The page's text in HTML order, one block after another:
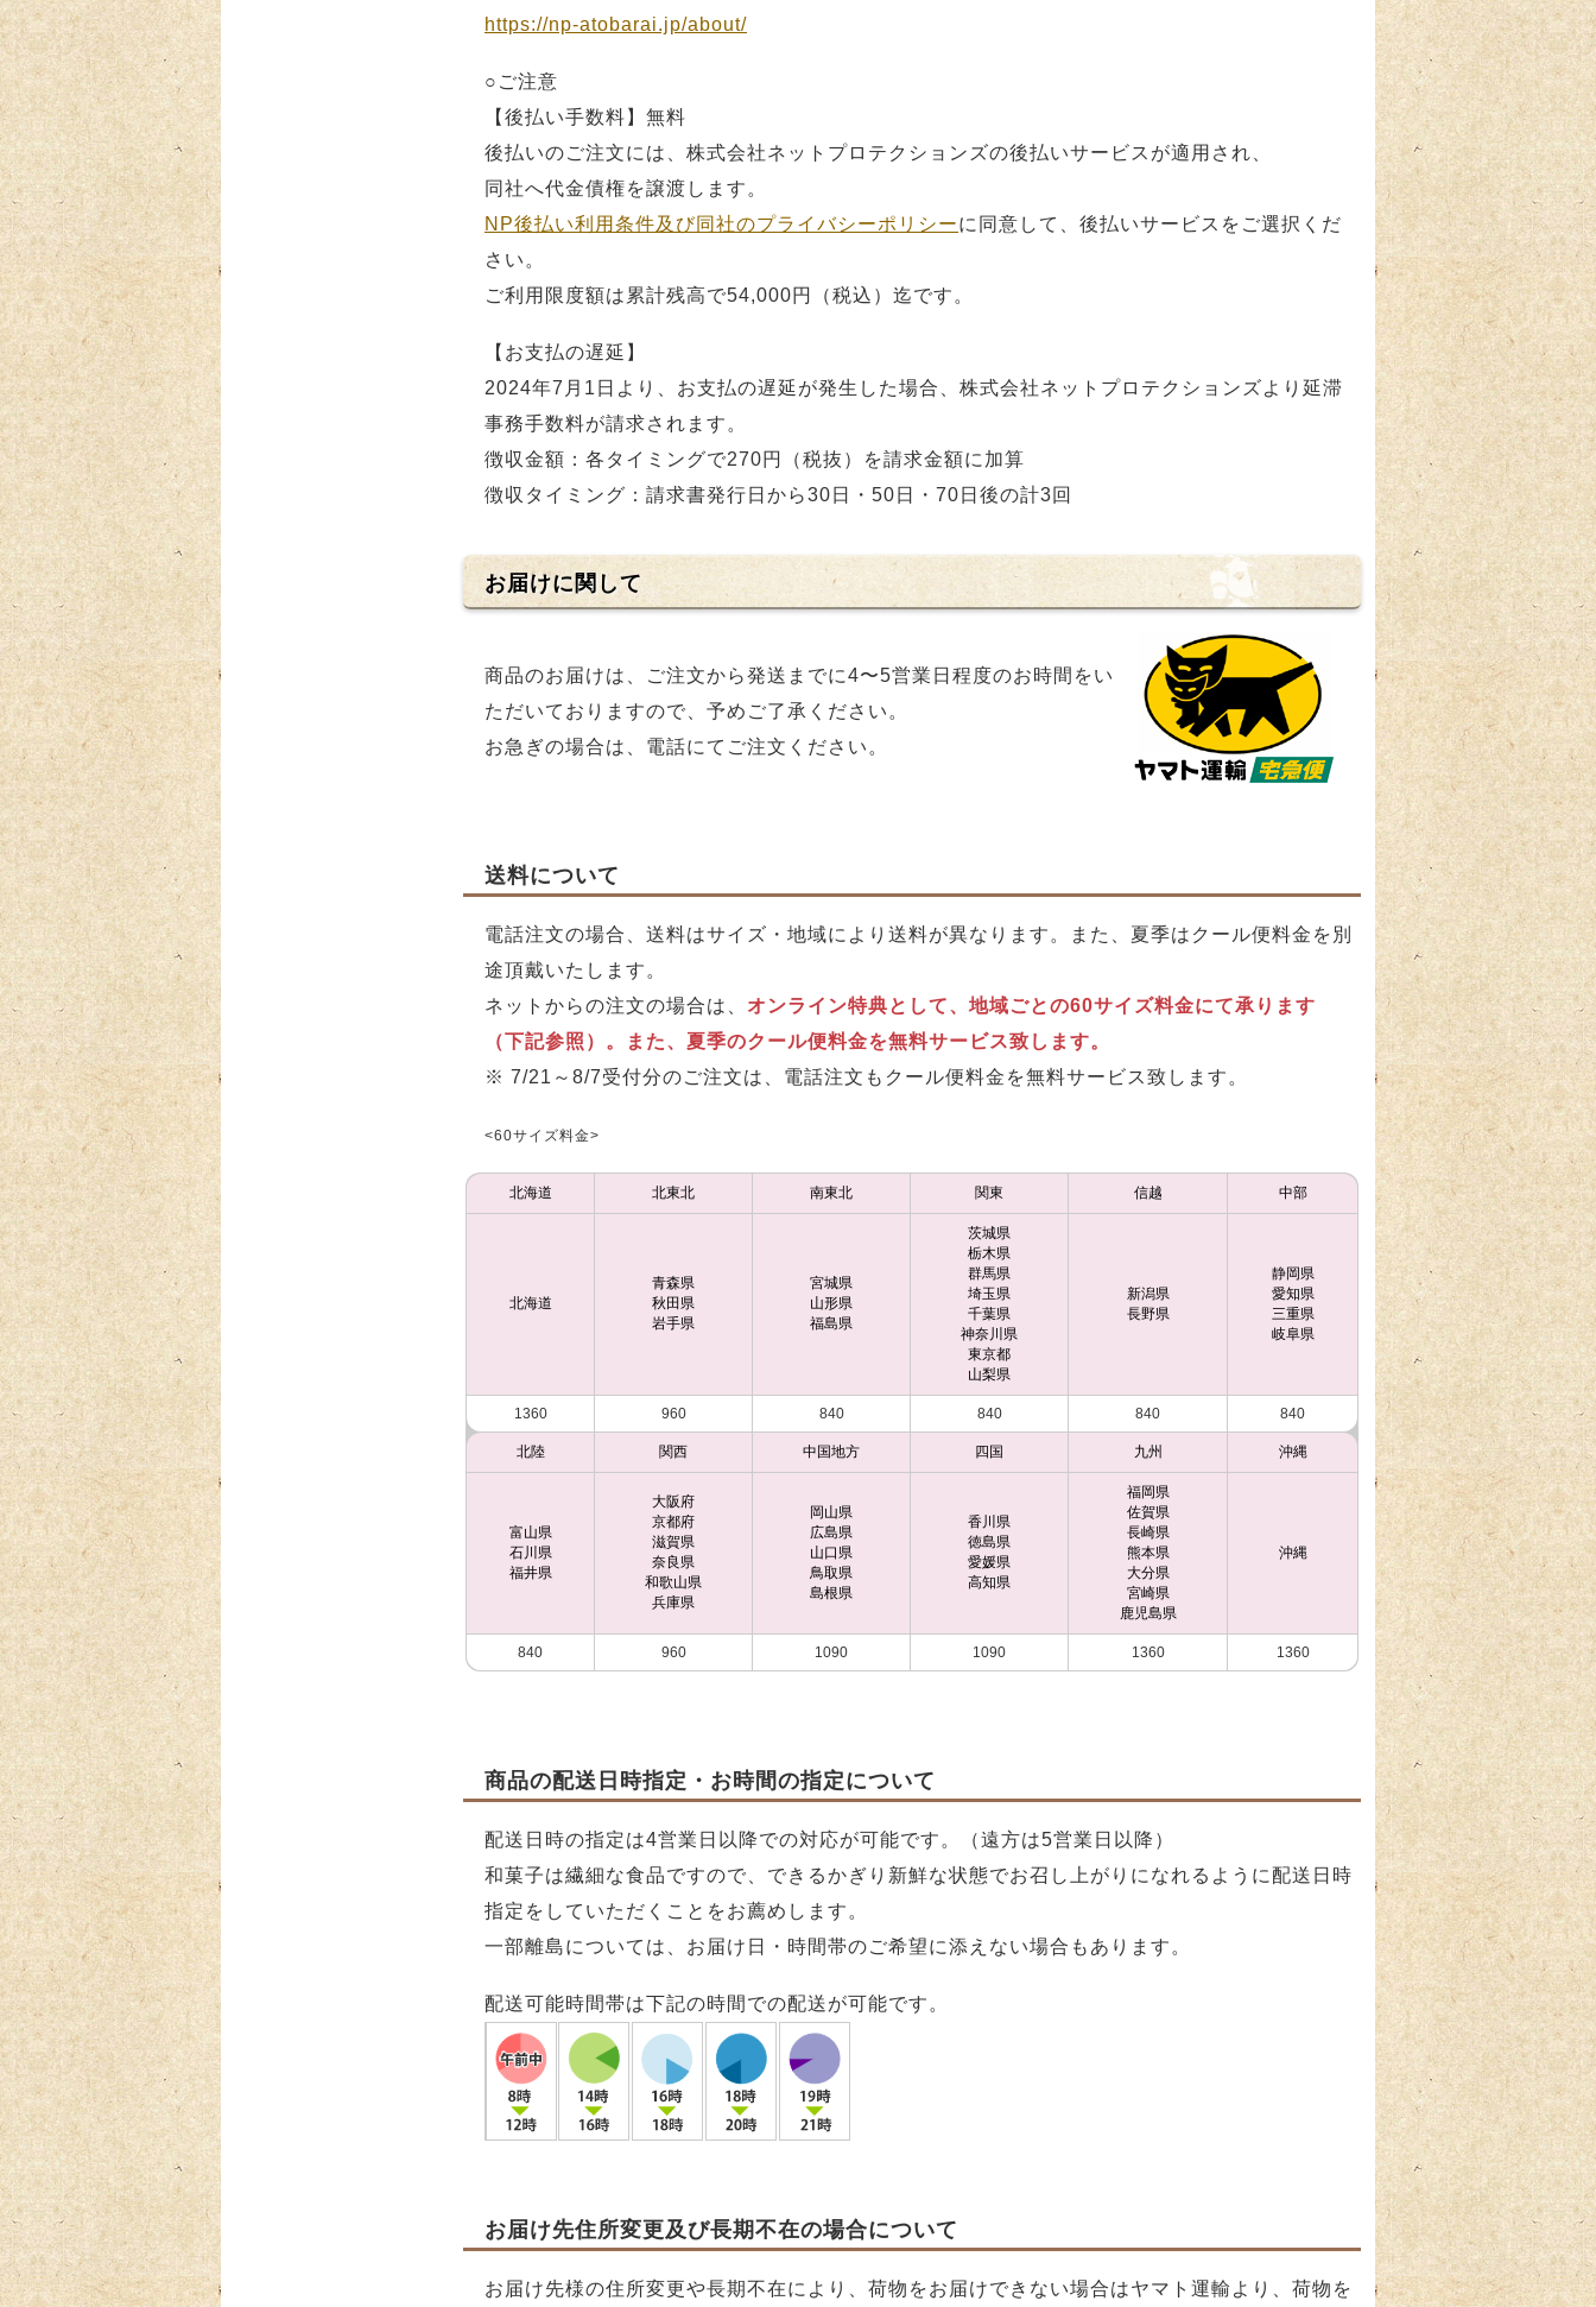
https://np-atobarai.jp/about/
○ご注意
【後払い手数料】無料
後払いのご注文には、株式会社ネットプロテクションズの後払いサービスが適用され、
同社へ代金債権を譲渡します。
NP後払い利用条件及び同社のプライバシーポリシーに同意して、後払いサービスをご選択くだ
さい。
ご利用限度額は累計残高で54,000円（税込）迄です。
【お支払の遅延】
2024年7月1日より、お支払の遅延が発生した場合、株式会社ネットプロテクションズより延滞
事務手数料が請求されます。
徴収金額：各タイミングで270円（税抜）を請求金額に加算
徴収タイミング：請求書発行日から30日・50日・70日後の計3回
お届けに関して
商品のお届けは、ご注文から発送までに4〜5営業日程度のお時間をい
ただいておりますので、予めご了承ください。
お急ぎの場合は、電話にてご注文ください。
送料について
電話注文の場合、送料はサイズ・地域により送料が異なります。また、夏季はクール便料金を別
途頂戴いたします。
ネットからの注文の場合は、 オンライン特典として、地域ごとの60サイズ料金にて承ります
（下記参照）。また、夏季のクール便料金を無料サービス致します。
※ 7/21～8/7受付分のご注文は、電話注文もクール便料金を無料サービス致します。
<60サイズ料金>
北海道 北東北 南東北 関東 信越 中部
北海道
青森県
秋田県
岩手県
宮城県
山形県
福島県
茨城県
栃木県
群馬県
埼玉県
千葉県
神奈川県
東京都
山梨県
新潟県
長野県
静岡県
愛知県
三重県
岐阜県
1360 960 840 840 840 840
北陸 関西 中国地方 四国 九州 沖縄
富山県
石川県
福井県
大阪府
京都府
滋賀県
奈良県
和歌山県
兵庫県
岡山県
広島県
山口県
鳥取県
島根県
香川県
徳島県
愛媛県
高知県
福岡県
佐賀県
長崎県
熊本県
大分県
宮崎県
鹿児島県
沖縄
840 960 1090 1090 1360 1360
商品の配送日時指定・お時間の指定について
配送日時の指定は4営業日以降での対応が可能です。（遠方は5営業日以降）
和菓子は繊細な食品ですので、できるかぎり新鮮な状態でお召し上がりになれるように配送日時
指定をしていただくことをお薦めします。
一部離島については、お届け日・時間帯のご希望に添えない場合もあります。
配送可能時間帯は下記の時間での配送が可能です。
お届け先住所変更及び長期不在の場合について
お届け先様の住所変更や長期不在により、荷物をお届けできない場合はヤマト運輸より、荷物を